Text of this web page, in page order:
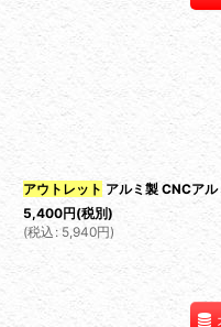
アウトレット アルミ製 CNCア
5,400円(税別)
(税込 : 5,940円)